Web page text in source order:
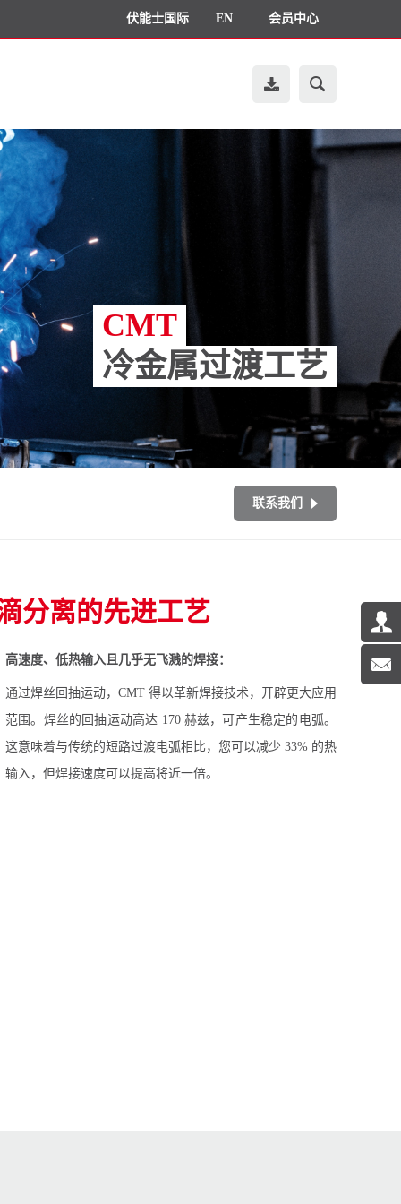
伏能士国际 EN 会员中心
CMT
冷金属过渡工艺
联系我们
分离的先进工艺
高速度、低热输入且几乎无飞溅的焊接：
通过焊丝回抽运动，CMT 得以革新焊接技术，开辟更大应用
范围。焊丝的回抽运动高达 170 赫兹，可产生稳定的电弧。
这意味着与传统的短路过渡电弧相比，您可以减少 33% 的热
输入，但焊接速度可以提高将近一倍。